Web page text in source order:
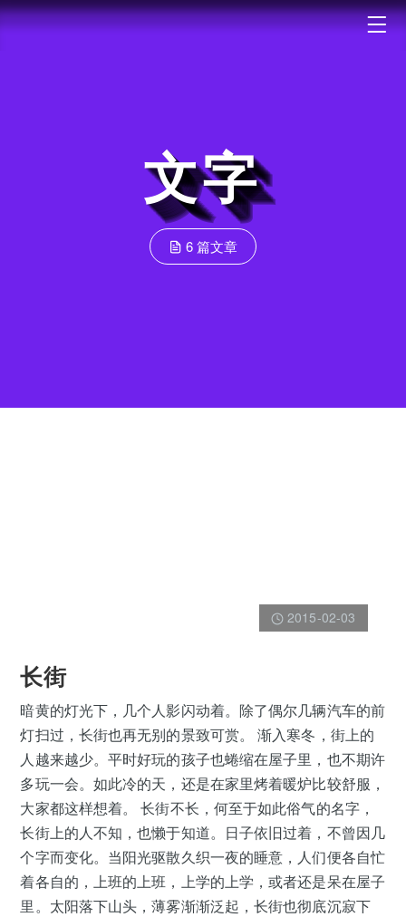
文字
6 篇文章
2015-02-03
长街
暗黄的灯光下，几个人影闪动着。除了偶尔几辆汽车的前
灯扫过，长街也再无别的景致可赏。 渐入寒冬，街上的
人越来越少。平时好玩的孩子也蜷缩在屋子里，也不期许
多玩一会。如此冷的天，还是在家里烤着暖炉比较舒服，
大家都这样想着。 长街不长，何至于如此俗气的名字，
长街上的人不知，也懒于知道。日子依旧过着，不曾因几
个字而变化。当阳光驱散久织一夜的睡意，人们便各自忙
着各自的，上班的上班，上学的上学，或者还是呆在屋子
里。太阳落下山头，薄雾渐渐泛起，长街也彻底沉寂下